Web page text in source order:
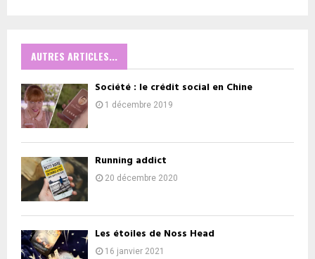
AUTRES ARTICLES...
Société : le crédit social en Chine
1 décembre 2019
Running addict
20 décembre 2020
Les étoiles de Noss Head
16 janvier 2021